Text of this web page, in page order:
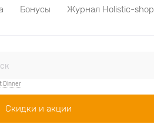
Бонусы
Журнал Holistic-shop
Dinner
Скидки и акции